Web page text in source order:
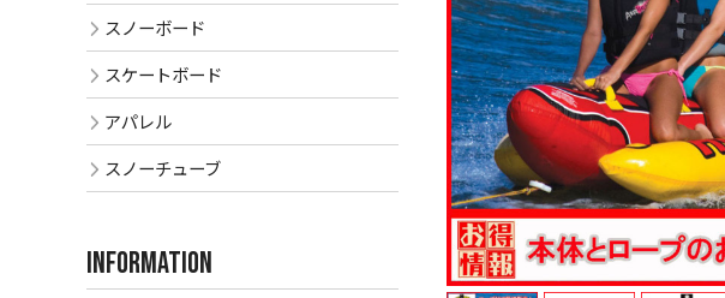
スノーボード
スケートボード
アパレル
スノーチューブ
INFORMATION